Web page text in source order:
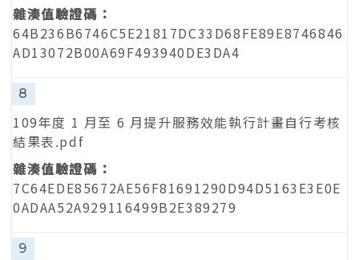
64B236B6746C5E21817DC33D68FE89E8746846
AD13072B00A69F493940DE3DA4
8
109年度 1 月至 6 月提升服務效能執行計畫自行考核
結果表.pdf
7C64EDE85672AE56F81691290D94D5163E3E0E
0ADAA52A929116499B2E389279
9